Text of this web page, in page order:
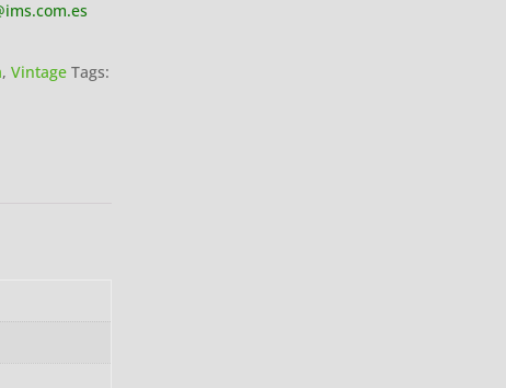
, Vintage Tags: